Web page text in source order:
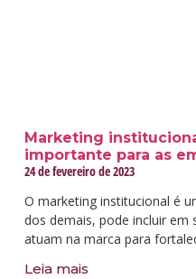
Marketing
importante para as
24 de fevereiro de 2023
O marketing institucional é
dos demais, pode incluir em
atuam na marca para
Leia mais